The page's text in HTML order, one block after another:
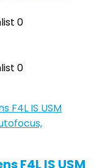
0
0
F4L IS USM